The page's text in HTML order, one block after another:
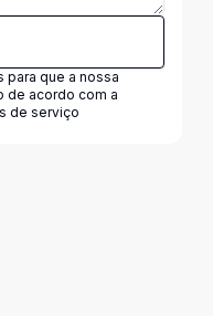
para que a nossa
de acordo com a
de serviço